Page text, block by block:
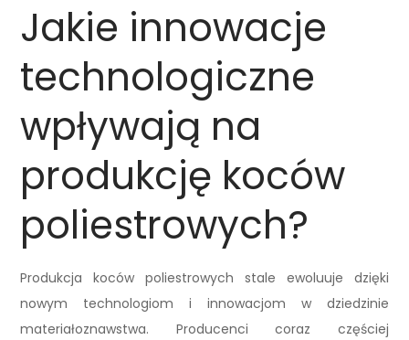
Jakie innowacje
technologiczne
wpływają na
produkcję koców
poliestrowych?
Produkcja koców poliestrowych stale ewoluuje dzięki
nowym technologiom i innowacjom w dziedzinie
materiałoznawstwa. Producenci coraz częściej